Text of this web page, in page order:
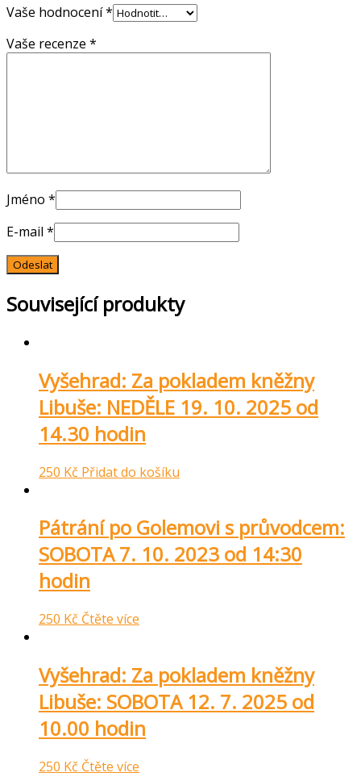
Vaše hodnocení*
Vaše recenze *
Jméno *
E-mail *
Související produkty
Vyšehrad: Za pokladem kněžny
Libuše: NEDĚLE 19. 10. 2025 od
14.30 hodin
250 Kč Přidat do košíku
Pátrání po Golemovi s průvodcem:
SOBOTA 7. 10. 2023 od 14:30
hodin
250 Kč Čtěte více
Vyšehrad: Za pokladem kněžny
Libuše: SOBOTA 12. 7. 2025 od
10.00 hodin
250 Kč Čtěte více